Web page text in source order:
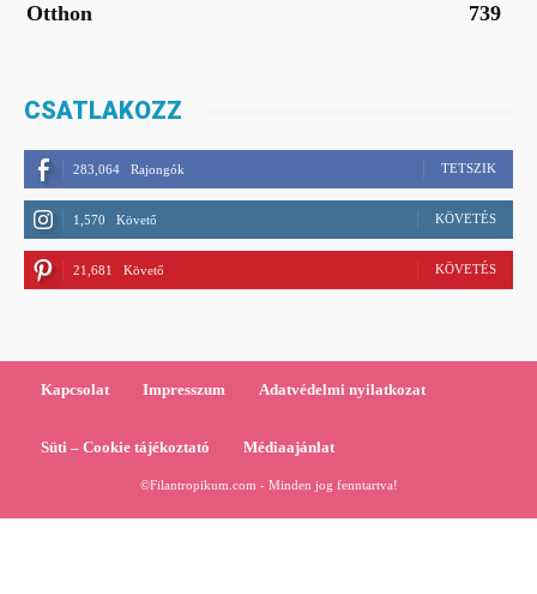
Otthon
739
CSATLAKOZZ
283,064 Rajongók TETSZIK
1,570 Követő KÖVETÉS
21,681 Követő KÖVETÉS
Kapcsolat Impresszum Adatvédelmi nyilatkozat
Süti – Cookie tájékoztató Médiaajánlat
©Filantropikum.com - Minden jog fenntartva!